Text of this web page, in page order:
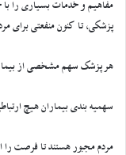
مفاهیم و خدمات بسیاری را با
پزشکی، تا کنون منفعتی برای
هر پزشک سهم مشخصی از
سهمیه بندی بیماران هیچ
مردم مجبور هستند تا فرصت را